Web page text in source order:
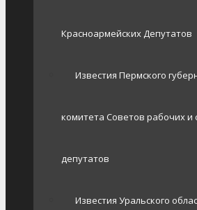
Красноармейских Депутатов
Известия Пермского
комитета Советов рабочих и
депутатов
Известия Уральского